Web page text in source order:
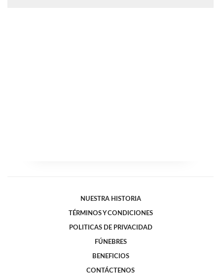
NUESTRA HISTORIA
TÉRMINOS Y CONDICIONES
POLITICAS DE PRIVACIDAD
FÚNEBRES
BENEFICIOS
CONTÁCTENOS